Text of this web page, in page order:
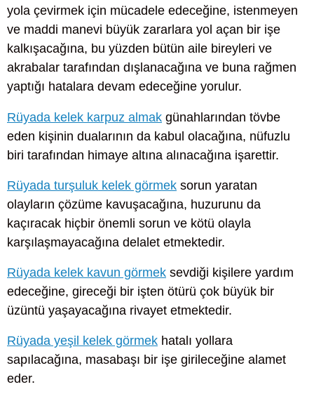
yola çevirmek için mücadele edeceğine, istenmeyen
ve maddi manevi büyük zararlara yol açan bir işe
kalkışacağına, bu yüzden bütün aile bireyleri ve
akrabalar tarafından dışlanacağına ve buna rağmen
yaptığı hatalara devam edeceğine yorulur.
Rüyada kelek karpuz almak günahlarından tövbe
eden kişinin dualarının da kabul olacağına, nüfuzlu
biri tarafından himaye altına alınacağına işarettir.
Rüyada turşuluk kelek görmek sorun yaratan
olayların çözüme kavuşacağına, huzurunu da
kaçıracak hiçbir önemli sorun ve kötü olayla
karşılaşmayacağına delalet etmektedir.
Rüyada kelek kavun görmek sevdiği kişilere yardım
edeceğine, gireceği bir işten ötürü çok büyük bir
üzüntü yaşayacağına rivayet etmektedir.
Rüyada yeşil kelek görmek hatalı yollara
sapılacağına, masabaşı bir işe girileceğine alamet
eder.